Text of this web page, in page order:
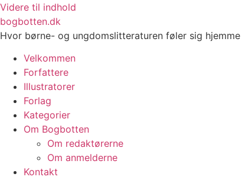
Videre til indhold
bogbotten.dk
Hvor børne- og ungdomslitteraturen føler sig hjemme
Velkommen
Forfattere
Illustratorer
Forlag
Kategorier
Om Bogbotten
Om redaktørerne
Om anmelderne
Kontakt